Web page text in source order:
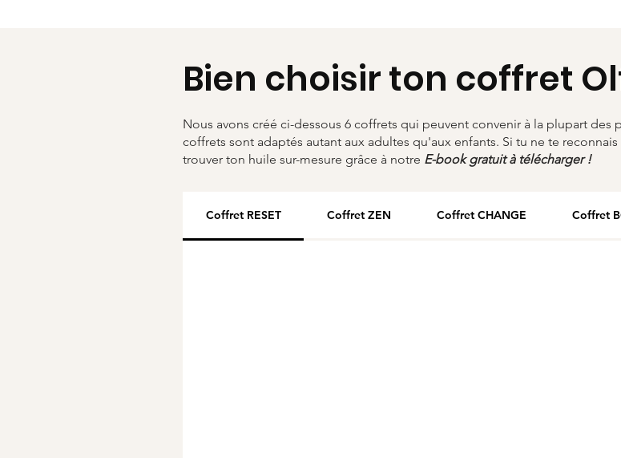
Bien choisir ton coffret
Nous avons créé ci-dessous 6 coffrets qui peuvent convenir à la plupart
coffrets sont adaptés autant aux adultes qu'aux enfants. Si tu ne te
trouver ton huile sur-mesure grâce à notre E-book gratuit à télécharger !
Coffret RESET Coffret ZEN Coffret CHANGE Coffret